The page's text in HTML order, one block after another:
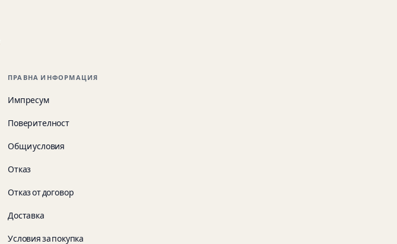
ПРАВНА ИНФОРМАЦИЯ
Импресум
Поверителност
Общи условия
Отказ
Отказ от договор
Доставка
Условия за покупка